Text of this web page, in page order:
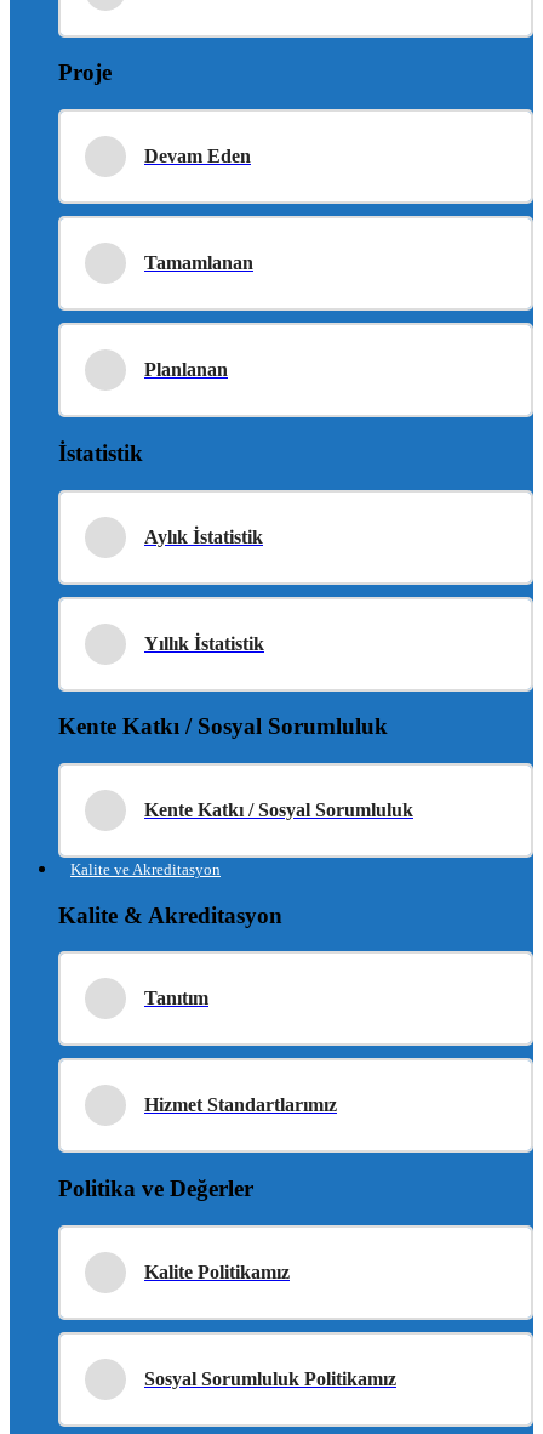
Proje
Devam Eden
Tamamlanan
Planlanan
İstatistik
Aylık İstatistik
Yıllık İstatistik
Kente Katkı / Sosyal Sorumluluk
Kente Katkı / Sosyal Sorumluluk
Kalite ve Akreditasyon
Kalite & Akreditasyon
Tanıtım
Hizmet Standartlarımız
Politika ve Değerler
Kalite Politikamız
Sosyal Sorumluluk Politikamız